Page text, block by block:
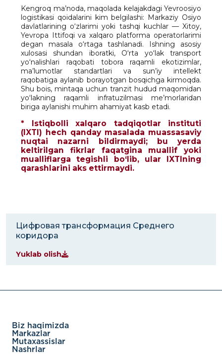
Kengroq ma’noda, maqolada kelajakdagi Yevroosiyo
logistikasi qoidalarini kim belgilashi: Markaziy Osiyo
davlatlarining o‘zlarimi yoki tashqi kuchlar — Xitoy,
Yevropa Ittifoqi va xalqaro platforma operatorlarimi
degan masala o‘rtaga tashlanadi. Ishning asosiy
xulosasi shundan iboratki, O‘rta yo‘lak transport
yo‘nalishlari raqobati tobora raqamli ekotizimlar,
ma’lumotlar standartlari va sun’iy intellekt
raqobatiga aylanib borayotgan bosqichga kirmoqda.
Shu bois, mintaqa uchun tranzit hudud maqomidan
yo‘lakning raqamli infratuzilmasi me’morlaridan
biriga aylanishi muhim ahamiyat kasb etadi.
* Istiqbolli xalqaro tadqiqotlar instituti
(IXTI) hech qanday masalada muassasaviy
nuqtai nazarni bildirmaydi; bu yerda
keltirilgan fikrlar faqatgina muallif yoki
mualliflarga tegishli bo‘lib, ular IXTIning
qarashlarini aks ettirmaydi.
Цифровая трансформация Среднего
коридора
Yuklab olish
Biz haqimizda
Markazlar
Mutaxassislar
Nashrlar